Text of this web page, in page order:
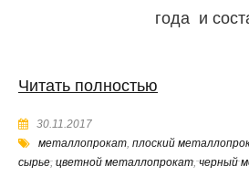
года и
Читать полностью
30.11.2017
металлопрокат, плоский
сырье,цветной металлопрокат,черный